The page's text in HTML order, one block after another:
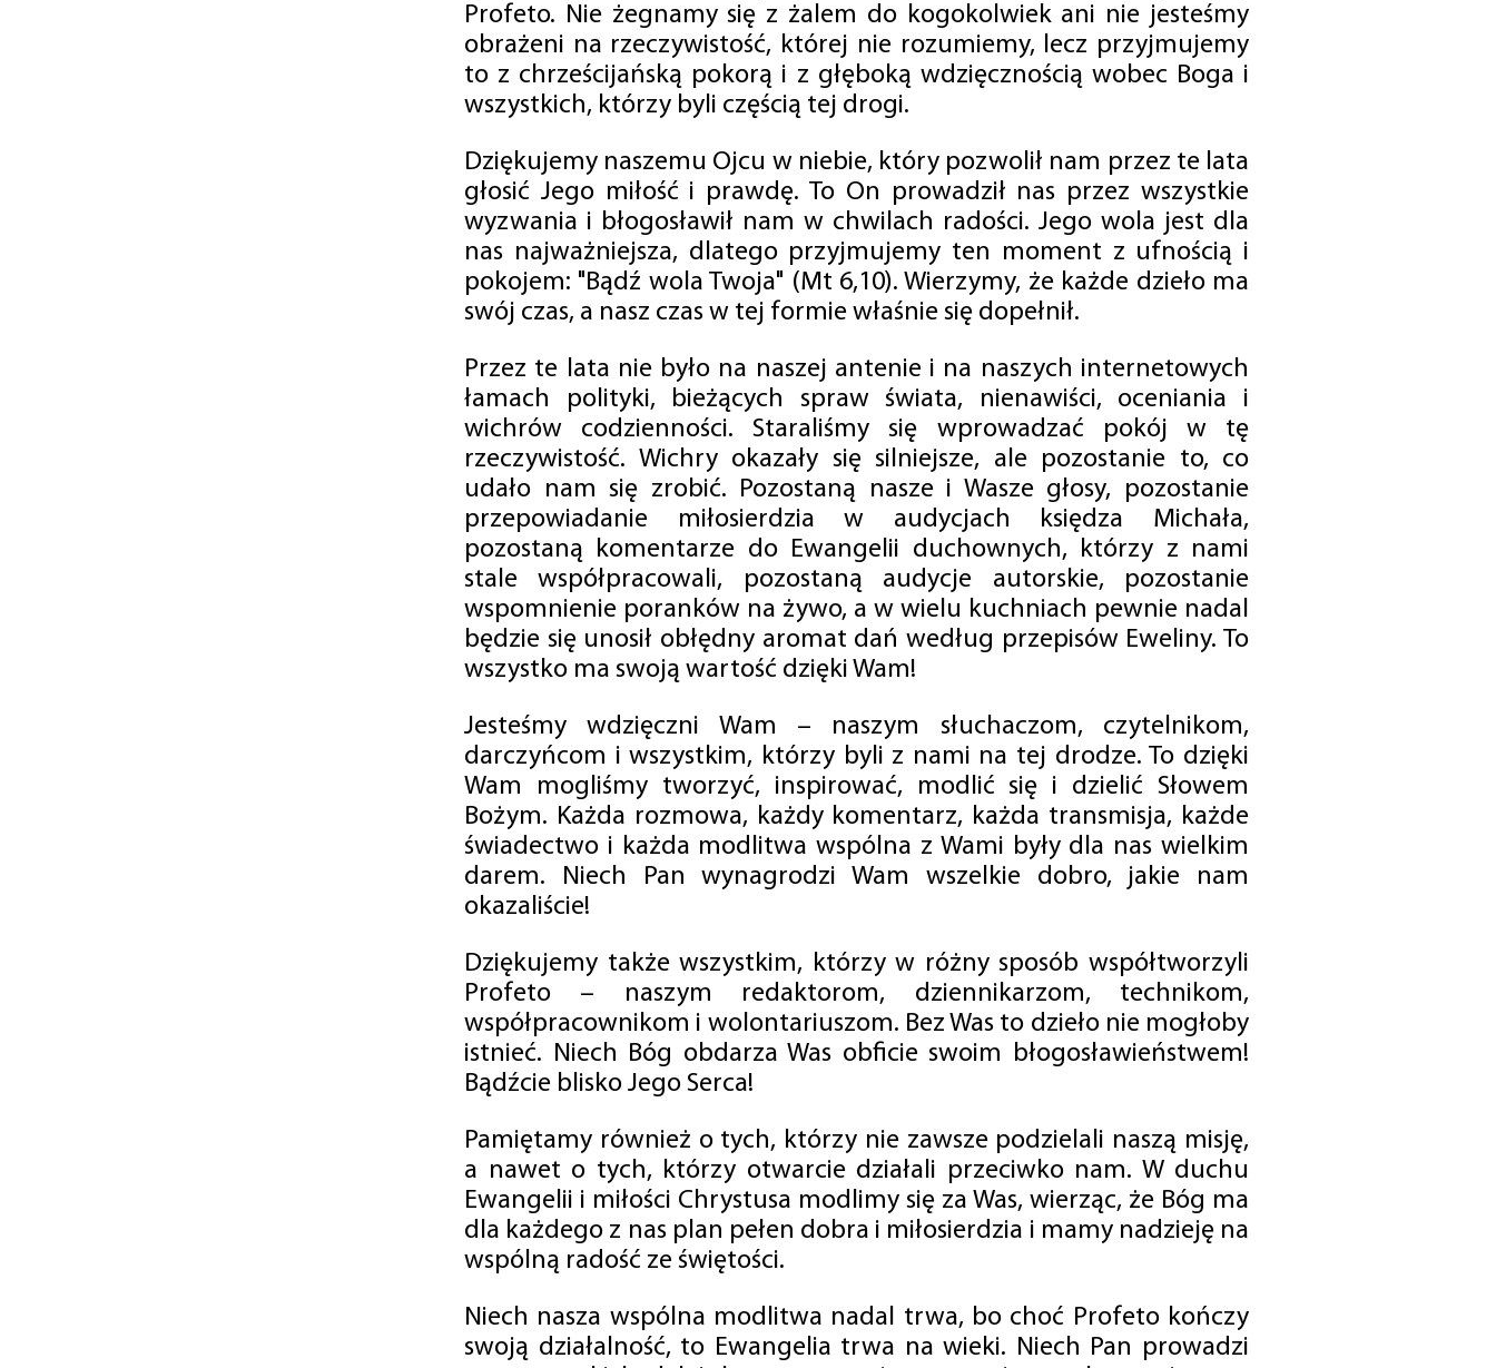
Profeto. Nie żegnamy się z żalem do kogokolwiek ani nie jesteśmy
obrażeni na rzeczywistość, której nie rozumiemy, lecz przyjmujemy
to z chrześcijańską pokorą i z głęboką wdzięcznością wobec Boga i
wszystkich, którzy byli częścią tej drogi.
Dziękujemy naszemu Ojcu w niebie, który pozwolił nam przez te lata
głosić Jego miłość i prawdę. To On prowadził nas przez wszystkie
wyzwania i błogosławił nam w chwilach radości. Jego wola jest dla
nas najważniejsza, dlatego przyjmujemy ten moment z ufnością i
pokojem: "Bądź wola Twoja" (Mt 6,10). Wierzymy, że każde dzieło ma
swój czas, a nasz czas w tej formie właśnie się dopełnił.
Przez te lata nie było na naszej antenie i na naszych internetowych
łamach polityki, bieżących spraw świata, nienawiści, oceniania i
wichrów codzienności. Staraliśmy się wprowadzać pokój w tę
rzeczywistość. Wichry okazały się silniejsze, ale pozostanie to, co
udało nam się zrobić. Pozostaną nasze i Wasze głosy, pozostanie
przepowiadanie miłosierdzia w audycjach księdza Michała,
pozostaną komentarze do Ewangelii duchownych, którzy z nami
stale współpracowali, pozostaną audycje autorskie, pozostanie
wspomnienie poranków na żywo, a w wielu kuchniach pewnie nadal
będzie się unosił obłędny aromat dań według przepisów Eweliny. To
wszystko ma swoją wartość dzięki Wam!
Jesteśmy wdzięczni Wam – naszym słuchaczom, czytelnikom,
darczyńcom i wszystkim, którzy byli z nami na tej drodze. To dzięki
Wam mogliśmy tworzyć, inspirować, modlić się i dzielić Słowem
Bożym. Każda rozmowa, każdy komentarz, każda transmisja, każde
świadectwo i każda modlitwa wspólna z Wami były dla nas wielkim
darem. Niech Pan wynagrodzi Wam wszelkie dobro, jakie nam
okazaliście!
Dziękujemy także wszystkim, którzy w różny sposób współtworzyli
Profeto – naszym redaktorom, dziennikarzom, technikom,
współpracownikom i wolontariuszom. Bez Was to dzieło nie mogłoby
istnieć. Niech Bóg obdarza Was obficie swoim błogosławieństwem!
Bądźcie blisko Jego Serca!
Pamiętamy również o tych, którzy nie zawsze podzielali naszą misję,
a nawet o tych, którzy otwarcie działali przeciwko nam. W duchu
Ewangelii i miłości Chrystusa modlimy się za Was, wierząc, że Bóg ma
dla każdego z nas plan pełen dobra i miłosierdzia i mamy nadzieję na
wspólną radość ze świętości.
Niech nasza wspólna modlitwa nadal trwa, bo choć Profeto kończy
swoją działalność, to Ewangelia trwa na wieki. Niech Pan prowadzi